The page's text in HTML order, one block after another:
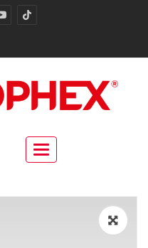
Toggle navigation
🔍